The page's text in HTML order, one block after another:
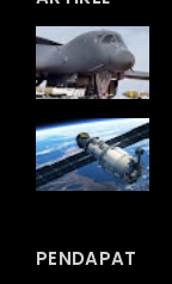
PENDAPAT